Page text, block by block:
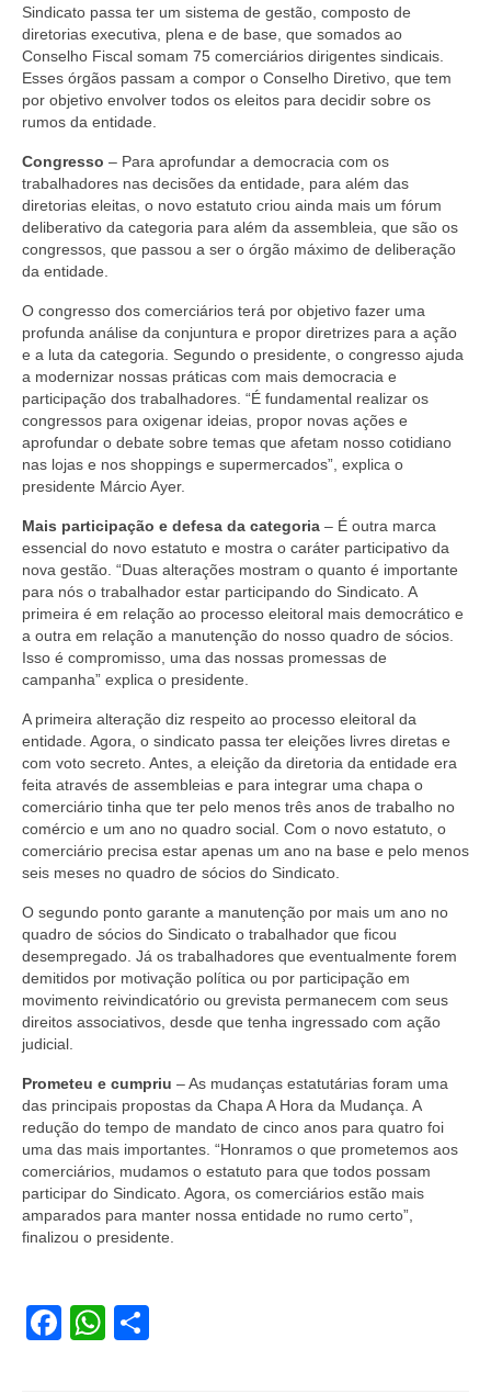
Saúde
Aplicativo Comerciários RJ
Acordo de Feriado para Empresas
CIPA
BENEFÍCIOS
Sede social
Refeitórios
Convênios
Dependentes
Benefício Social Familiar
FIQUE POR DENTRO
Notícias
Vídeos
Publicações
Links Úteis
Perguntas frequentes
EMPRESAS
Boletos
Seja um conveniado
COMUNICAÇÃO
PESQUISA 6×1
Sindicato passa ter um sistema de gestão, composto de
diretorias executiva, plena e de base, que somados ao
Conselho Fiscal somam 75 comerciários dirigentes sindicais.
Esses órgãos passam a compor o Conselho Diretivo, que tem
por objetivo envolver todos os eleitos para decidir sobre os
rumos da entidade.
Congresso – Para aprofundar a democracia com os
trabalhadores nas decisões da entidade, para além das
diretorias eleitas, o novo estatuto criou ainda mais um fórum
deliberativo da categoria para além da assembleia, que são os
congressos, que passou a ser o órgão máximo de deliberação
da entidade.
O congresso dos comerciários terá por objetivo fazer uma
profunda análise da conjuntura e propor diretrizes para a ação
e a luta da categoria. Segundo o presidente, o congresso ajuda
a modernizar nossas práticas com mais democracia e
participação dos trabalhadores. “É fundamental realizar os
congressos para oxigenar ideias, propor novas ações e
aprofundar o debate sobre temas que afetam nosso cotidiano
nas lojas e nos shoppings e supermercados”, explica o
presidente Márcio Ayer.
Mais participação e defesa da categoria – É outra marca
essencial do novo estatuto e mostra o caráter participativo da
nova gestão. “Duas alterações mostram o quanto é importante
para nós o trabalhador estar participando do Sindicato. A
primeira é em relação ao processo eleitoral mais democrático e
a outra em relação a manutenção do nosso quadro de sócios.
Isso é compromisso, uma das nossas promessas de
campanha” explica o presidente.
A primeira alteração diz respeito ao processo eleitoral da
entidade. Agora, o sindicato passa ter eleições livres diretas e
com voto secreto. Antes, a eleição da diretoria da entidade era
feita através de assembleias e para integrar uma chapa o
comerciário tinha que ter pelo menos três anos de trabalho no
comércio e um ano no quadro social. Com o novo estatuto, o
comerciário precisa estar apenas um ano na base e pelo menos
seis meses no quadro de sócios do Sindicato.
O segundo ponto garante a manutenção por mais um ano no
quadro de sócios do Sindicato o trabalhador que ficou
desempregado. Já os trabalhadores que eventualmente forem
demitidos por motivação política ou por participação em
movimento reivindicatório ou grevista permanecem com seus
direitos associativos, desde que tenha ingressado com ação
judicial.
Prometeu e cumpriu – As mudanças estatutárias foram uma
das principais propostas da Chapa A Hora da Mudança. A
redução do tempo de mandato de cinco anos para quatro foi
uma das mais importantes. “Honramos o que prometemos aos
comerciários, mudamos o estatuto para que todos possam
participar do Sindicato. Agora, os comerciários estão mais
amparados para manter nossa entidade no rumo certo”,
finalizou o presidente.
Facebook
WhatsApp